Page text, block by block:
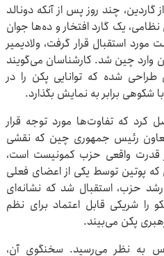
گاردین، چند روز پس از آنکه دونالد
یک گارد افتخار و ده‌ها جوان
استقبال قرار گرفت، ولادیمیر
وارد چین شد. کارشناسان می‌گویند
طراحی شده که توانایی پکن را در
شکوهی برابر به نمایش بگذارد.
که تفاوت‌ها مورد توجه قرار
رئیس جمهوری چین که نقشی
قدرت واقعی حزب کمونیست است،
که پوتین توسط یکی از اعضای فعلی
حزب، استقبال شد که نشانه‌ای
شریکی قابل اعتماد برای نظم
پکن می‌بیند.
به نظر می‌رسید. سخنگوی آن،